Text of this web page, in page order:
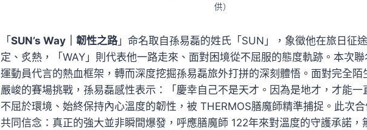
供）
「 SUN’s Way｜韌性之路」命名取自孫易磊的姓氏「SUN」，象徵他在旅日征
定、炙熱，「WAY」則代表他一路走來、面對困境從不屈服的態度軌跡。本次
運動員代言的熱血框架，轉而深度挖掘孫易磊旅外打拼的深刻體悟。面對完全陌
嚴峻的賽場挑戰，孫易磊感性表示：「慶幸自己不是天才。因為是地才，才能一
不屈於環境、始終保持內心溫度的韌性，被 THERMOS膳魔師精準捕捉。此次
共同信念：真正的強大並非瞬間爆發，呼應膳魔師 122年來對溫度的守護承諾，